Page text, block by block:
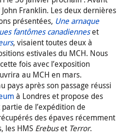
Franklin. Les deux dernières
présentées, Une arnaque
fantômes canadienneset
, visaient toutes deux à
estivales du MCH. Nous
fois avec l’exposition
au MCH en mars.
pays après son passage réussi
à Londres et propose des
de l’expédition de
des épaves récemment
les HMS Erebuset Terror.